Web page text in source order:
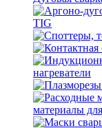
TIG
нагреватели
материалы